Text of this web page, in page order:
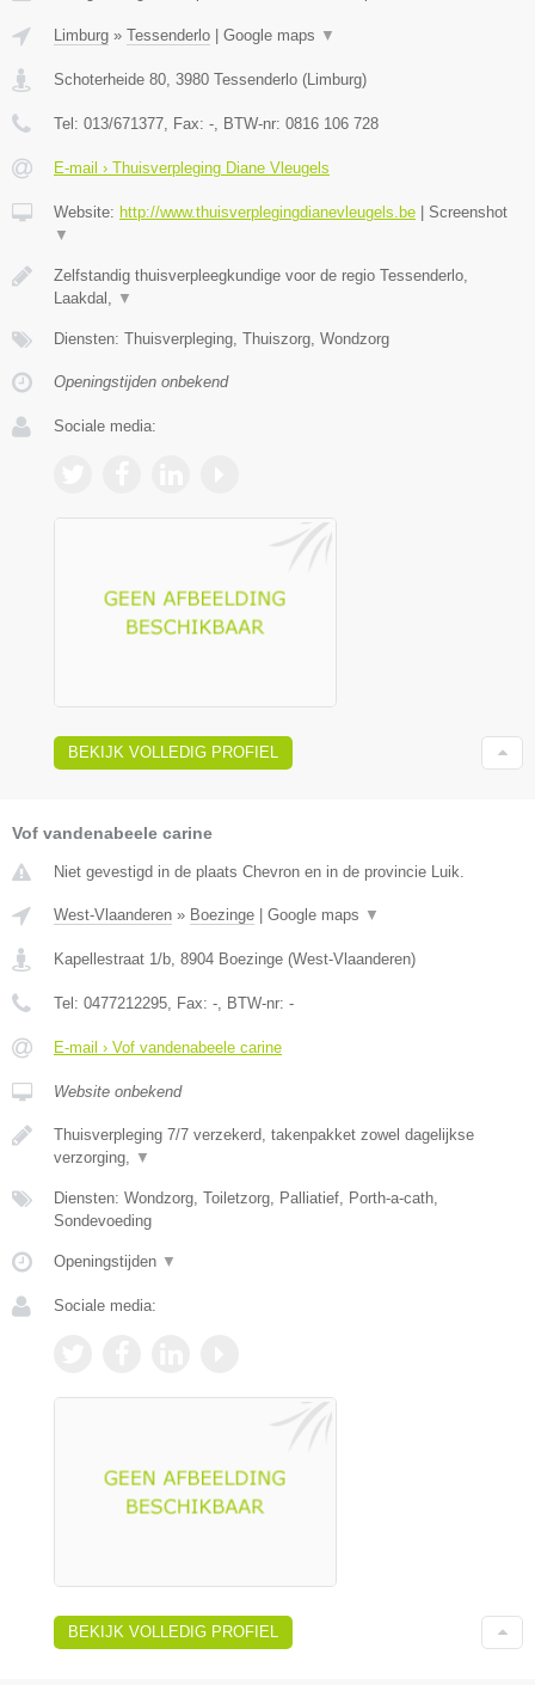
Limburg » Tessenderlo Google maps ▼
Schoterheide 80, 3980 Tessenderlo (Limburg)
Tel: 013/671377, Fax: -, BTW-nr: 0816 106 728
E-mail › Thuisverpleging Diane Vleugels
Website: http://www.thuisverplegingdianevleugels.be
Screenshot
▼
Zelfstandig thuisverpleegkundige voor de regio Tessenderlo,
Laakdal, ▼
Diensten: Thuisverpleging, Thuiszorg, Wondzorg
Openingstijden onbekend
Sociale media:
BEKIJK VOLLEDIG PROFIEL
Vof vandenabeele carine
Niet gevestigd in de plaats Chevron en in de provincie Luik.
West-Vlaanderen » Boezinge Google maps ▼
Kapellestraat 1/b, 8904 Boezinge (West-Vlaanderen)
Tel: 0477212295, Fax: -, BTW-nr: -
E-mail › Vof vandenabeele carine
Website onbekend
Thuisverpleging 7/7 verzekerd, takenpakket zowel dagelijkse
verzorging, ▼
Diensten: Wondzorg, Toiletzorg, Palliatief, Porth-a-cath,
Sondevoeding
Openingstijden ▼
Sociale media:
BEKIJK VOLLEDIG PROFIEL